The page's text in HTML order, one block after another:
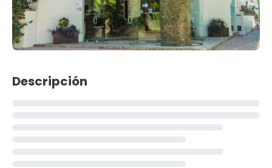
Descripción